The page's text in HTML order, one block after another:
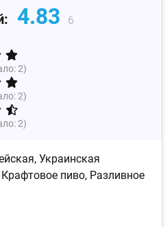
4.83 6
2)
2)
2)
, Украинская
пиво, Разливное